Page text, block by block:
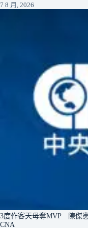
7 8 月, 2026
3度作客天母奪MVP 陳傑
CNA